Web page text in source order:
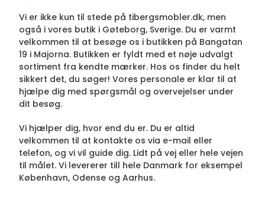
Vi er ikke kun til stede på tibergsmobler.dk, men
også i vores butik i Gøteborg, Sverige. Du er varmt
velkommen til at besøge os i butikken på Bangatan
19 i Majorna. Butikken er fyldt med et nøje udvalgt
sortiment fra kendte mærker. Hos os finder du helt
sikkert det, du søger! Vores personale er klar til at
hjælpe dig med spørgsmål og overvejelser under
dit besøg.
Vi hjælper dig, hvor end du er. Du er altid
velkommen til at kontakte os via e-mail eller
telefon, og vi vil guide dig. Lidt på vej eller hele vejen
til målet. Vi levererer till hele Danmark for eksempel
København, Odense og Aarhus.